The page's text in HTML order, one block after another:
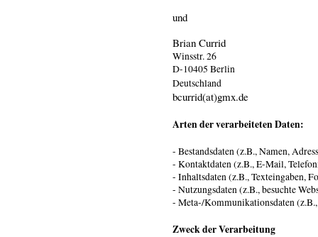
und
Brian Currid
Winsstr. 26
D-10405 Berlin
Deutschland
bcurrid(at)gmx.de
Arten der verarbeiteten Daten:
- Bestandsdaten (z.B., Namen,
- Kontaktdaten (z.B., E-Mail,
- Inhaltsdaten (z.B., Texteingaben,
- Nutzungsdaten (z.B., besuchte
- Meta-/Kommunikationsdaten
Zweck der Verarbeitung